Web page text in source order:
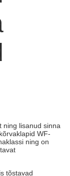
ning lisanud sinna
WF-
ning on
tõstavad